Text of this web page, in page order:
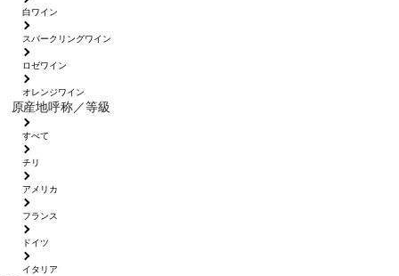
白ワイン
スパークリングワイン
ロゼワイン
オレンジワイン
原産地呼称／等級
すべて
チリ
アメリカ
フランス
ドイツ
イタリア